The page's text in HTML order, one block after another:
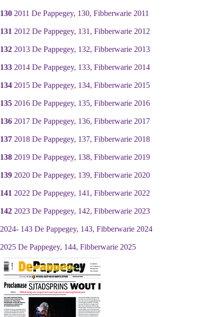
130 2011 De Pappegey, 130, Fibberwarie 2011
131 2012 De Pappegey, 131, Fibberwarie 2012
132 2013 De Pappegey, 132, Fibberwarie 2013
133 2014 De Pappegey, 133, Fibberwarie 2014
134 2015 De Pappegey, 134, Fibberwarie 2015
135 2016 De Pappegey, 135, Fibberwarie 2016
136 2017 De Pappegey, 136, Fibberwarie 2017
137 2018 De Pappegey, 137, Fibberwarie 2018
138 2019 De Pappegey, 138, Fibberwarie 2019
139 2020 De Pappegey, 139, Fibberwarie 2020
141 2022 De Pappegey, 141, Fibberwarie 2022
142 2023 De Pappegey, 142, Fibberwarie 2023
2024- 143 De Pappegey, 143, Fibberwarie 2024
2025 De Pappegey, 144, Fibberwarie 2025